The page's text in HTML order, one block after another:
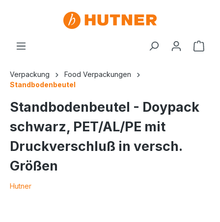
Verpackung
Food Verpackungen
Standbodenbeutel
Standbodenbeutel - Doypack
schwarz, PET/AL/PE mit
Druckverschluß in versch.
Größen
Hutner